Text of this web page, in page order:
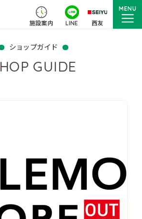
施設案内 LINE 西友
MENU
ショップガイド
SHOP GUIDE